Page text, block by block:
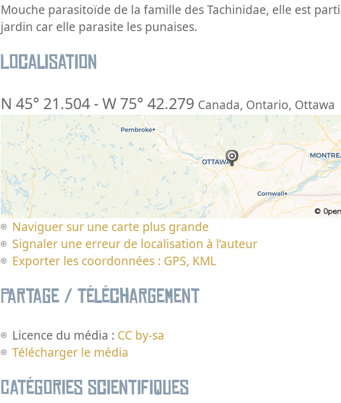
Mouche parasitoïde de la famille des Tachinidae, elle est
jardin car elle parasite les punaises.
Localisation
N 45° 21.504 - W 75° 42.279 Canada, Ontario, Ottawa
Naviguer sur une carte plus grande
Signaler une erreur de localisation à l’auteur
Exporter les coordonnées : GPS, KML
Partage / Téléchargement
Licence du média : CC by-sa
Télécharger le média
Catégories scientifiques